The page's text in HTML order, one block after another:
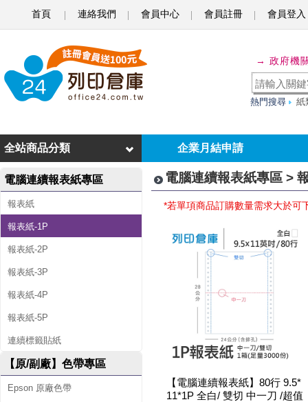
首頁 連絡我們 會員中心 會員註冊 會員登入
表
紙
1
P
→ 政府機
熱門搜尋 紙
企業月結申請
全站商品分類
電腦連續報表紙專區
報表紙
報表紙-1P
報表紙-2P
報表紙-3P
報表紙-4P
報表紙-5P
連續標籤貼紙
【原/副廠】色帶專區
Epson 原廠色帶
電腦連續報表紙專區 >
*若單項商品訂購數量需求大於可
【電腦連續報表紙】80行 9.5*
11*1P 全白/ 雙切 中一刀 /超值